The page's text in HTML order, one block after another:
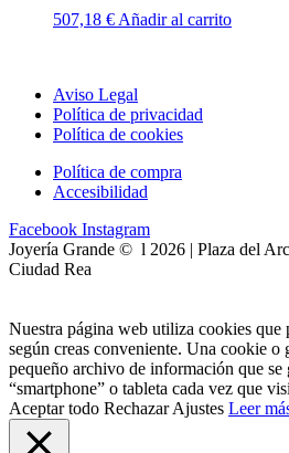
507,18 € Añadir al carrito
Aviso Legal
Política de privacidad
Política de cookies
Política de compra
Accesibilidad
Facebook Instagram
Joyería Grande © l 2026 | Plaza del
Ciudad Rea
Nuestra página web utiliza cookies que
según creas conveniente. Una cookie o
pequeño archivo de información que se
“smartphone” o tableta cada vez que
Aceptar todo Rechazar Ajustes Leer